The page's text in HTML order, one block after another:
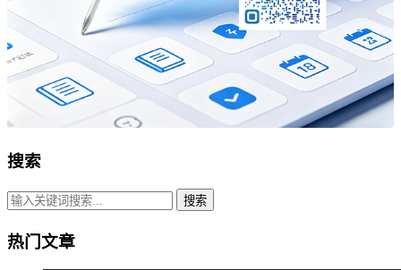
搜索
搜索
热门文章